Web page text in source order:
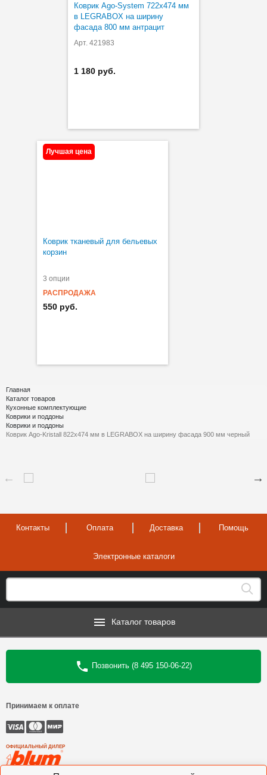
Коврик Ago-System 722х474 мм
в LEGRABOX на ширину
фасада 800 мм антрацит
Арт. 421983
1 180 руб.
Лучшая цена
Коврик тканевый для бельевых
корзин
3 опции
РАСПРОДАЖА
550 руб.
Главная
Каталог товаров
Кухонные комплектующие
Коврики и поддоны
Коврики и поддоны
Коврик Ago-Kristall 822х474 мм в LEGRABOX на ширину фасада 900 мм черный
Контакты Оплата Доставка Помощь
Электронные каталоги
Каталог товаров
Позвонить (8 495 150-06-22)
Принимаем к оплате
ОФИЦИАЛЬНЫЙ ДИЛЕР